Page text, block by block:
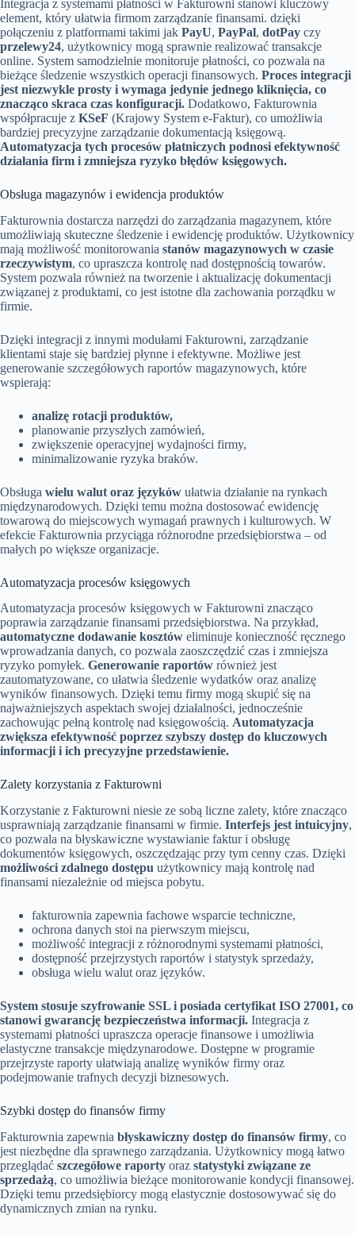
Integracja z systemami płatności w Fakturowni stanowi kluczowy
element, który ułatwia firmom zarządzanie finansami. dzięki
połączeniu z platformami takimi jak PayU, PayPal, dotPay czy
przelewy24, użytkownicy mogą sprawnie realizować transakcje
online. System samodzielnie monitoruje płatności, co pozwala na
bieżące śledzenie wszystkich operacji finansowych. Proces integracji
jest niezwykle prosty i wymaga jedynie jednego kliknięcia, co
znacząco skraca czas konfiguracji. Dodatkowo, Fakturownia
współpracuje z KSeF (Krajowy System e-Faktur), co umożliwia
bardziej precyzyjne zarządzanie dokumentacją księgową.
Automatyzacja tych procesów płatniczych podnosi efektywność
działania firm i zmniejsza ryzyko błędów księgowych.
Obsługa magazynów i ewidencja produktów
Fakturownia dostarcza narzędzi do zarządzania magazynem, które
umożliwiają skuteczne śledzenie i ewidencję produktów. Użytkownicy
mają możliwość monitorowania stanów magazynowych w czasie
rzeczywistym, co upraszcza kontrolę nad dostępnością towarów.
System pozwala również na tworzenie i aktualizację dokumentacji
związanej z produktami, co jest istotne dla zachowania porządku w
firmie.
Dzięki integracji z innymi modułami Fakturowni, zarządzanie
klientami staje się bardziej płynne i efektywne. Możliwe jest
generowanie szczegółowych raportów magazynowych, które
wspierają:
analizę rotacji produktów,
planowanie przyszłych zamówień,
zwiększenie operacyjnej wydajności firmy,
minimalizowanie ryzyka braków.
Obsługa wielu walut oraz języków ułatwia działanie na rynkach
międzynarodowych. Dzięki temu można dostosować ewidencję
towarową do miejscowych wymagań prawnych i kulturowych. W
efekcie Fakturownia przyciąga różnorodne przedsiębiorstwa – od
małych po większe organizacje.
Automatyzacja procesów księgowych
Automatyzacja procesów księgowych w Fakturowni znacząco
poprawia zarządzanie finansami przedsiębiorstwa. Na przykład,
automatyczne dodawanie kosztów eliminuje konieczność ręcznego
wprowadzania danych, co pozwala zaoszczędzić czas i zmniejsza
ryzyko pomyłek. Generowanie raportów również jest
zautomatyzowane, co ułatwia śledzenie wydatków oraz analizę
wyników finansowych. Dzięki temu firmy mogą skupić się na
najważniejszych aspektach swojej działalności, jednocześnie
zachowując pełną kontrolę nad księgowością. Automatyzacja
zwiększa efektywność poprzez szybszy dostęp do kluczowych
informacji i ich precyzyjne przedstawienie.
Zalety korzystania z Fakturowni
Korzystanie z Fakturowni niesie ze sobą liczne zalety, które znacząco
usprawniają zarządzanie finansami w firmie. Interfejs jest intuicyjny,
co pozwala na błyskawiczne wystawianie faktur i obsługę
dokumentów księgowych, oszczędzając przy tym cenny czas. Dzięki
możliwości zdalnego dostępu użytkownicy mają kontrolę nad
finansami niezależnie od miejsca pobytu.
fakturownia zapewnia fachowe wsparcie techniczne,
ochrona danych stoi na pierwszym miejscu,
możliwość integracji z różnorodnymi systemami płatności,
dostępność przejrzystych raportów i statystyk sprzedaży,
obsługa wielu walut oraz języków.
System stosuje szyfrowanie SSL i posiada certyfikat ISO 27001, co
stanowi gwarancję bezpieczeństwa informacji. Integracja z
systemami płatności upraszcza operacje finansowe i umożliwia
elastyczne transakcje międzynarodowe. Dostępne w programie
przejrzyste raporty ułatwiają analizę wyników firmy oraz
podejmowanie trafnych decyzji biznesowych.
Szybki dostęp do finansów firmy
Fakturownia zapewnia błyskawiczny dostęp do finansów firmy, co
jest niezbędne dla sprawnego zarządzania. Użytkownicy mogą łatwo
przeglądać szczegółowe raporty oraz statystyki związane ze
sprzedażą, co umożliwia bieżące monitorowanie kondycji finansowej.
Dzięki temu przedsiębiorcy mogą elastycznie dostosowywać się do
dynamicznych zmian na rynku.